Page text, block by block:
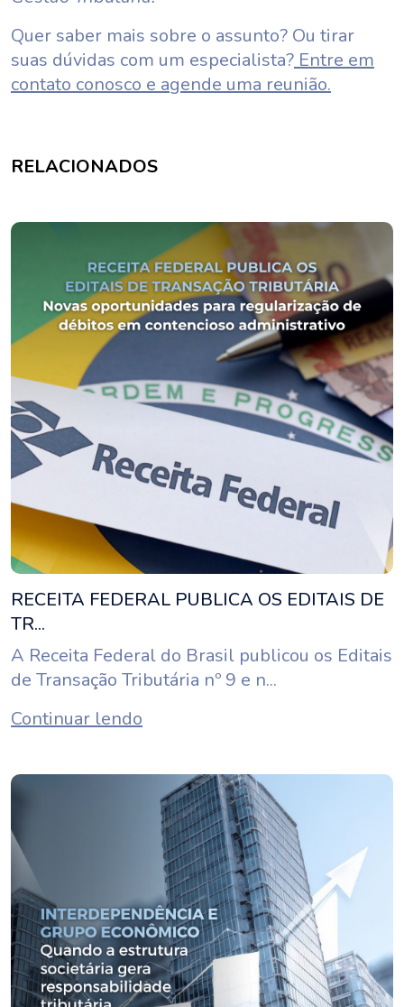
Quer saber mais sobre o assunto? Ou tirar
suas dúvidas com um especialista? Entre em
contato conosco e agende uma reunião.
RELACIONADOS
RECEITA FEDERAL PUBLICA OS EDITAIS DE
TR...
A Receita Federal do Brasil publicou os Editais
de Transação Tributária nº 9 e n...
Continuar lendo